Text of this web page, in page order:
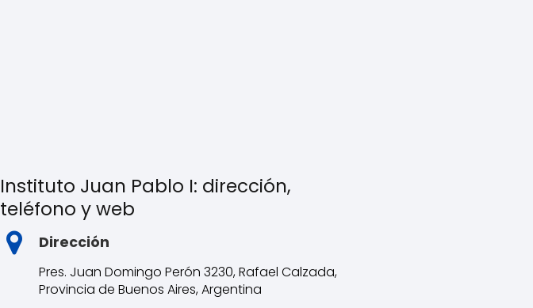
Instituto Juan Pablo I: dirección,
teléfono y web
Dirección
Pres. Juan Domingo Perón 3230, Rafael Calzada,
Provincia de Buenos Aires, Argentina